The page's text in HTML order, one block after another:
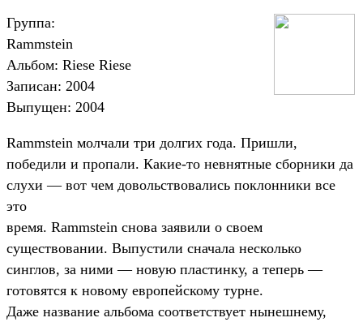
Группа:
Rammstein
Альбом: Riese Riese
Записан: 2004
Выпущен: 2004
Rammstein молчали три долгих года. Пришли,
победили и пропали. Какие-то невнятные сборники да
слухи — вот чем довольствовались поклонники все
это
время. Rammstein снова заявили о своем
существовании. Выпустили сначала несколько
синглов, за ними — новую пластинку, а теперь —
готовятся к новому европейскому турне.
Даже название альбома соответствует нынешнему,